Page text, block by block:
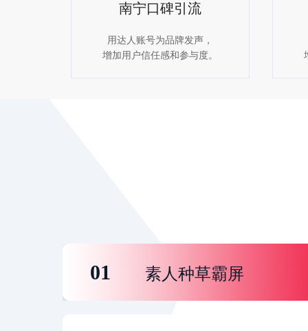
南宁口碑引流
用达人账号为品牌发声，
增加用户信任感和参与度。
01 素人种草霸屏